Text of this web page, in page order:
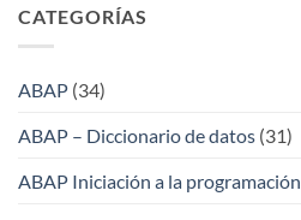
CATEGORÍAS
ABAP (34)
ABAP – Diccionario de datos (31)
ABAP Iniciación a la programación